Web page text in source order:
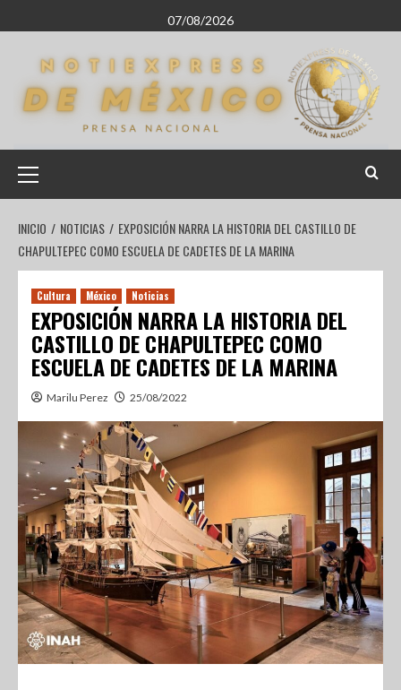
07/08/2026
INICIO NOTICIAS
EXPOSICIÓN NARRA LA HISTORIA DEL CASTILLO DE
CHAPULTEPEC COMO ESCUELA DE CADETES DE LA MARINA
Cultura México Noticias
EXPOSICIÓN NARRA LA HISTORIA DEL
CASTILLO DE CHAPULTEPEC COMO
ESCUELA DE CADETES DE LA MARINA
Marilu Perez 25/08/2022